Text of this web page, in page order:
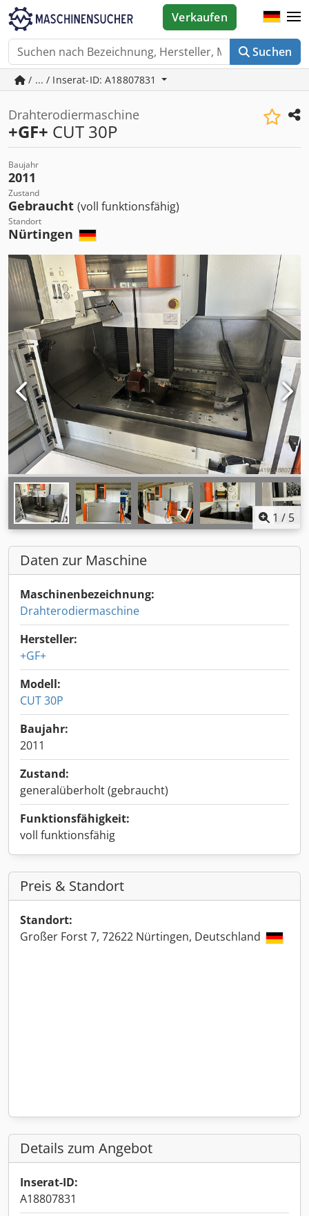
Suchen
Verkaufen
/ ... / Inserat-ID: A18807831
Drahterodiermaschine
+GF+ CUT 30P
Baujahr
2011
Zustand
Gebraucht (voll funktionsfähig)
Standort
Nürtingen
1 / 5
Daten zur Maschine
Maschinenbezeichnung:
Drahterodiermaschine
Hersteller:
+GF+
Modell:
CUT 30P
Baujahr:
2011
Zustand:
generalüberholt (gebraucht)
Funktionsfähigkeit:
voll funktionsfähig
Preis & Standort
Standort:
Großer Forst 7, 72622 Nürtingen, Deutschland
Details zum Angebot
Inserat-ID:
A18807831